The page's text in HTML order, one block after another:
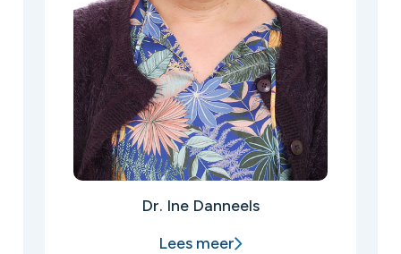
Dr. Ine Danneels
Lees meer